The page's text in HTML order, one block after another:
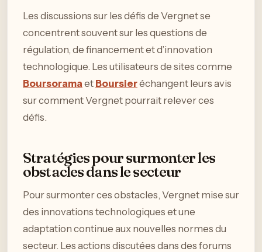
Les discussions sur les défis de Vergnet se
concentrent souvent sur les questions de
régulation, de financement et d’innovation
technologique. Les utilisateurs de sites comme
Boursoramaet Boursieréchangent leurs avis
sur comment Vergnet pourrait relever ces
défis.
Stratégies pour surmonter les
obstacles dans le secteur
Pour surmonter ces obstacles, Vergnet mise sur
des innovations technologiques et une
adaptation continue aux nouvelles normes du
secteur. Les actions discutées dans des forums